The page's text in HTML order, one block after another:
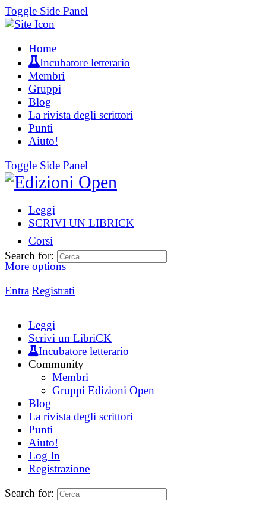
Toggle Side Panel
Home
Incubatore letterario
Membri
Gruppi
Blog
La rivista degli scrittori
Punti
Aiuto!
Toggle Side Panel
Leggi
SCRIVI UN LIBRICK
Corsi
More options
Entra Registrati
Search for:
Leggi
Scrivi un LibriCK
Incubatore letterario
Community
Membri
Gruppi Edizioni Open
Blog
La rivista degli scrittori
Punti
Aiuto!
Log In
Registrazione
Search for: